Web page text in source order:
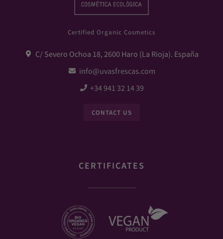
Certified Organic Cosmetics
C/ Severo Ochoa 18, 2600 Haro (La Rioja). España
info@uvasfrescas.com
+34 941 32 14 39
CONTACT US
CERTIFICATES